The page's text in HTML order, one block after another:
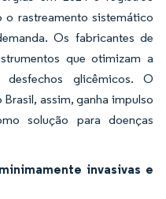
o rastreamento sistemático
Os fabricantes de
que otimizam a
glicêmicos. O
assim, ganha impulso
solução para doenças
invasivas e